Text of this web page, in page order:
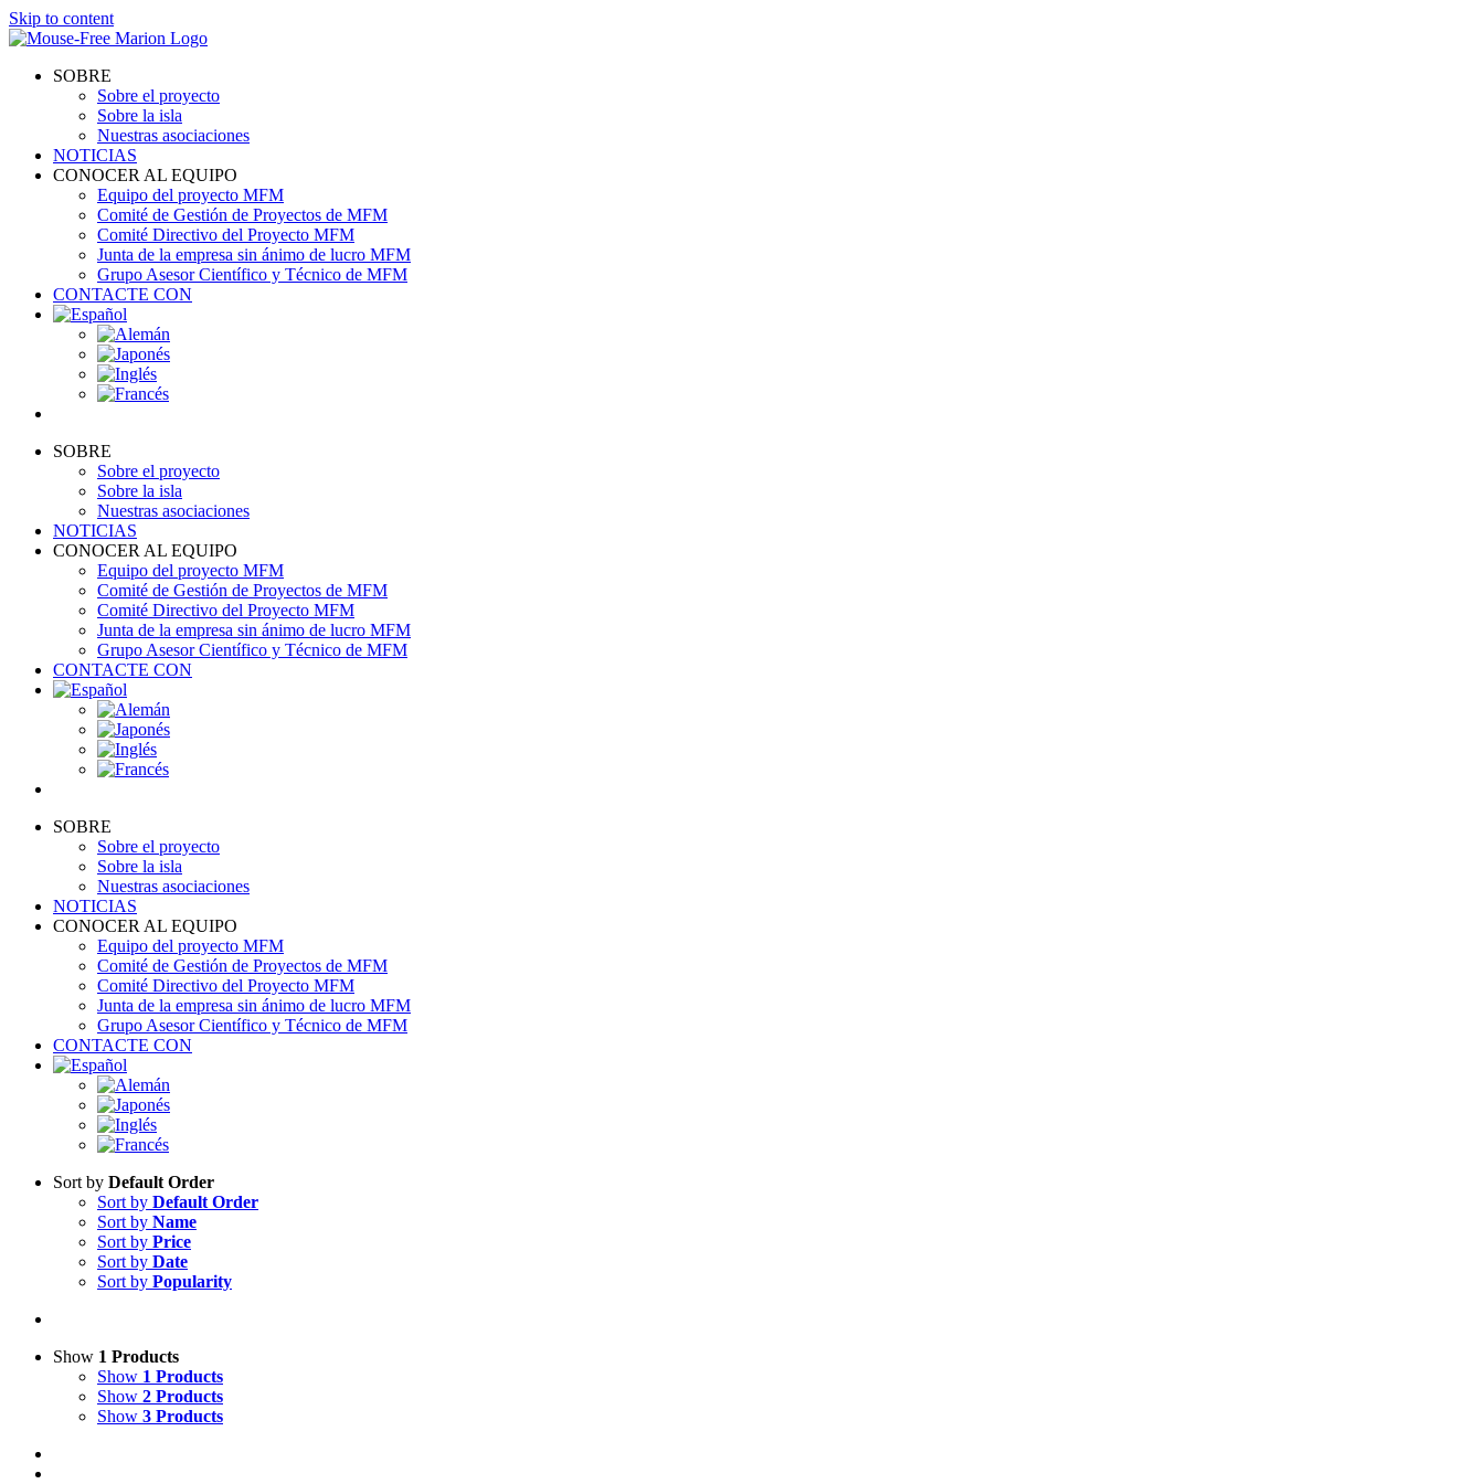
Skip to content
SOBRE
Sobre el proyecto
Sobre la isla
Nuestras asociaciones
NOTICIAS
CONOCER AL EQUIPO
Equipo del proyecto MFM
Comité de Gestión de Proyectos de MFM
Comité Directivo del Proyecto MFM
Junta de la empresa sin ánimo de lucro MFM
Grupo Asesor Científico y Técnico de MFM
CONTACTE CON
SOBRE
Sobre el proyecto
Sobre la isla
Nuestras asociaciones
NOTICIAS
CONOCER AL EQUIPO
Equipo del proyecto MFM
Comité de Gestión de Proyectos de MFM
Comité Directivo del Proyecto MFM
Junta de la empresa sin ánimo de lucro MFM
Grupo Asesor Científico y Técnico de MFM
CONTACTE CON
SOBRE
Sobre el proyecto
Sobre la isla
Nuestras asociaciones
NOTICIAS
CONOCER AL EQUIPO
Equipo del proyecto MFM
Comité de Gestión de Proyectos de MFM
Comité Directivo del Proyecto MFM
Junta de la empresa sin ánimo de lucro MFM
Grupo Asesor Científico y Técnico de MFM
CONTACTE CON
Sort by Default Order
Sort by Default Order
Sort by Name
Sort by Price
Sort by Date
Sort by Popularity
Show 1 Products
Show 1 Products
Show 2 Products
Show 3 Products